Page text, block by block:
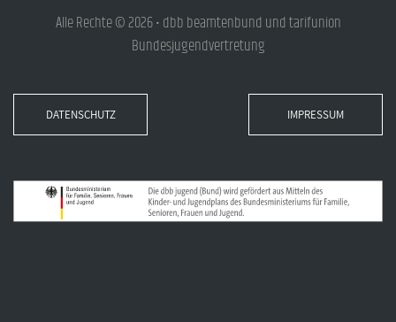
Alle Rechte © 2026 • dbb beamtenbund und tarifunion
Bundesjugendvertretung
DATENSCHUTZ IMPRESSUM